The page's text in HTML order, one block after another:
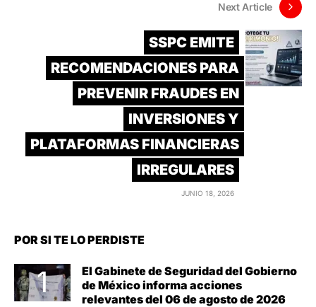
Next Article
SSPC EMITE
RECOMENDACIONES PARA
PREVENIR FRAUDES EN
INVERSIONES Y
PLATAFORMAS FINANCIERAS
IRREGULARES
JUNIO 18, 2026
POR SI TE LO PERDISTE
El Gabinete de Seguridad del Gobierno
de México informa acciones
relevantes del 06 de agosto de 2026